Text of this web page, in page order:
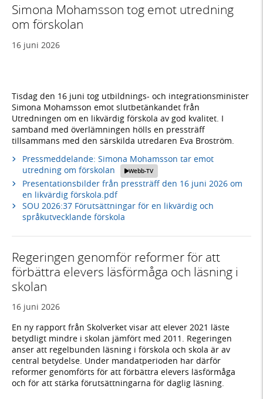
Simona Mohamsson tog emot utredning
om förskolan
16 juni 2026
Tisdag den 16 juni tog utbildnings- och integrationsminister
Simona Mohamsson emot slutbetänkandet från
Utredningen om en likvärdig förskola av god kvalitet. I
samband med överlämningen hölls en pressträff
tillsammans med den särskilda utredaren Eva Broström.
Pressmeddelande: Simona Mohamsson tar emot
utredning om förskolan
Webb-TV
Presentationsbilder från pressträff den 16 juni 2026 om
en likvärdig förskola.pdf
SOU 2026:37 Förutsättningar för en likvärdig och
språkutvecklande förskola
Regeringen genomför reformer för att
förbättra elevers läsförmåga och läsning i
skolan
16 juni 2026
En ny rapport från Skolverket visar att elever 2021 läste
betydligt mindre i skolan jämfört med 2011. Regeringen
anser att regelbunden läsning i förskola och skola är av
central betydelse. Under mandatperioden har därför
reformer genomförts för att förbättra elevers läsförmåga
och för att stärka förutsättningarna för daglig läsning.